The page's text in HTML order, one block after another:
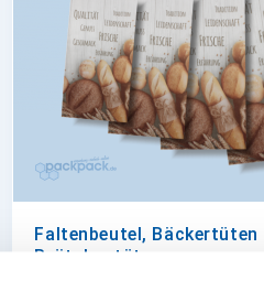
Faltenbeutel, Bäckertüten
Brötchentüte